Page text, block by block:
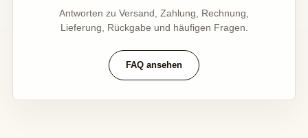
Antworten zu Versand, Zahlung, Rechnung,
Lieferung, Rückgabe und häufigen Fragen.
FAQ ansehen